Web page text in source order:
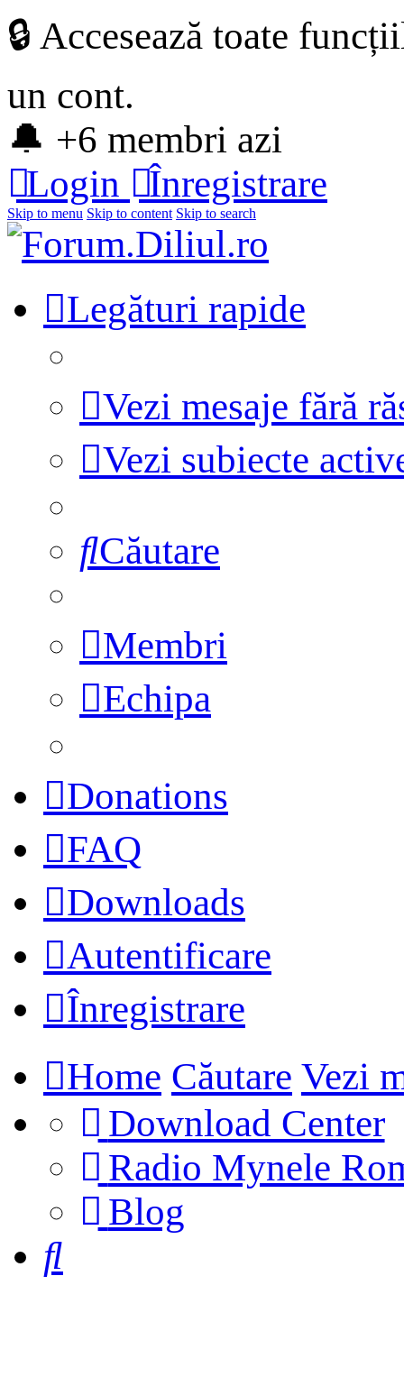
🔒 Accesează toate
un cont.
🔔 +6 membri azi
Login Înregistrare
Skip to menu Skip to content Skip to search
Legături rapide
Vezi mesaje fără
Vezi subiecte
Căutare
Membri
Echipa
Donations
FAQ
Downloads
Autentificare
Înregistrare
Home Căutare Vezi
Download Center
Radio Mynele
Blognew